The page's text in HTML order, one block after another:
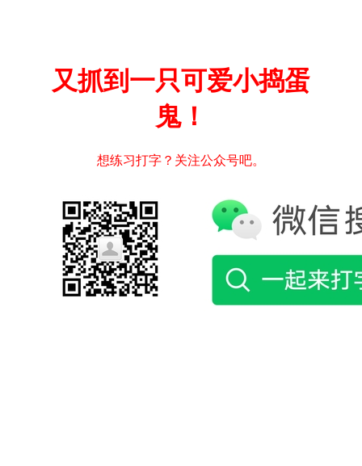
又抓到一只可爱小捣蛋
鬼！
想练习打字？关注公众号吧。